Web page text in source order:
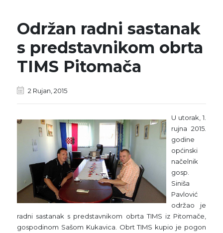
Održan radni sastanak
s predstavnikom obrta
TIMS Pitomača
2 Rujan, 2015
U utorak, 1.
rujna 2015.
godine
općinski
načelnik
gosp.
Siniša
Pavlović
održao je
radni sastanak s predstavnikom obrta TIMS iz Pitomače,
gospodinom Sašom Kukavica. Obrt TIMS kupio je pogon